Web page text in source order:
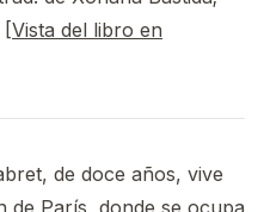
[Vista del libro en
de doce años, vive
de París, donde se ocupa